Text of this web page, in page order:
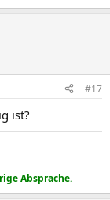
#17
ist?
Absprache.